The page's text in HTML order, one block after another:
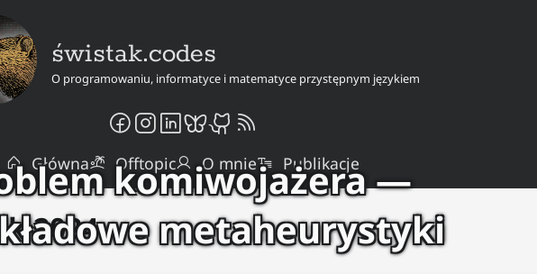
świstak.codes
O programowaniu, informatyce i matematyce przystępnym językiem
Główna Offtopic O mnie Publikacje
2024
komiwojażera —
metaheurystyki